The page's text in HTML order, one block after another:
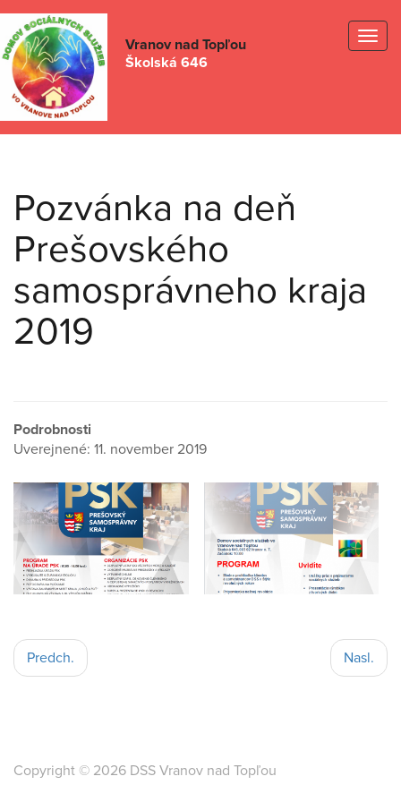
Vranov nad Topľou
Školská 646
Pozvánka na deň
Prešovského
samosprávneho kraja
2019
Podrobnosti
Uverejnené: 11. november 2019
Predch. Nasl.
Copyright © 2026 DSS Vranov nad Topľou